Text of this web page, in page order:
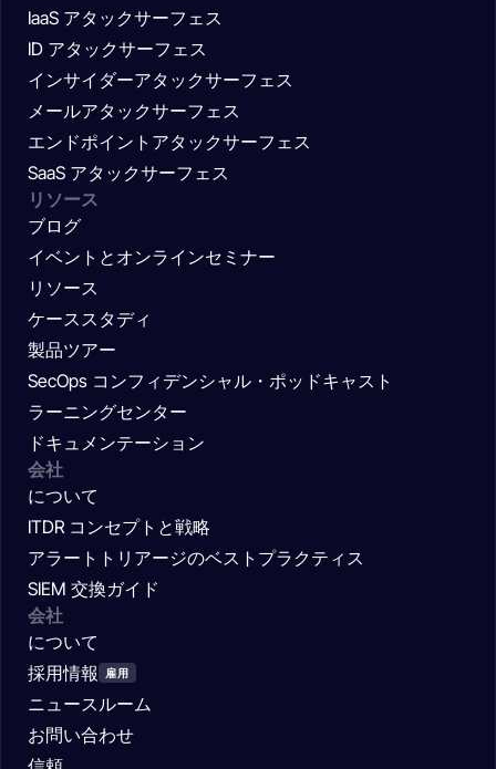
IaaS アタックサーフェス
ID アタックサーフェス
インサイダーアタックサーフェス
メールアタックサーフェス
エンドポイントアタックサーフェス
SaaS アタックサーフェス
リソース
ブログ
イベントとオンラインセミナー
リソース
ケーススタディ
製品ツアー
SecOps コンフィデンシャル・ポッドキャスト
ラーニングセンター
ドキュメンテーション
会社
について
ITDR コンセプトと戦略
アラートトリアージのベストプラクティス
SIEM 交換ガイド
会社
について
採用情報
雇用
ニュースルーム
お問い合わせ